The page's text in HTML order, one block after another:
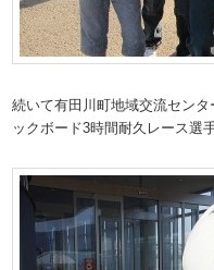
続いて有田川町地域交流セン
ックボード3時間耐久レース選